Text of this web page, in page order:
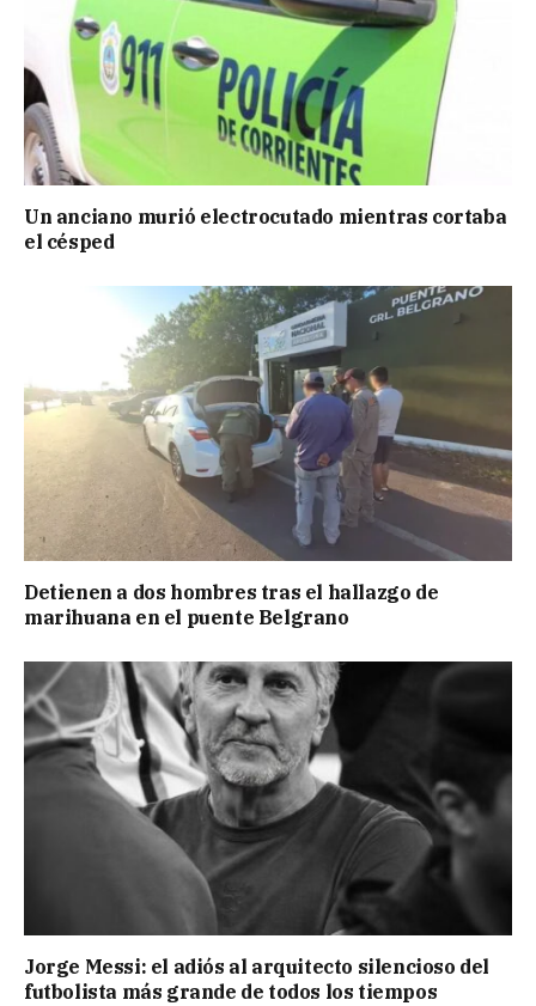
Un anciano murió electrocutado mientras cortaba
el césped
Detienen a dos hombres tras el hallazgo de
marihuana en el puente Belgrano
Jorge Messi: el adiós al arquitecto silencioso del
futbolista más grande de todos los tiempos